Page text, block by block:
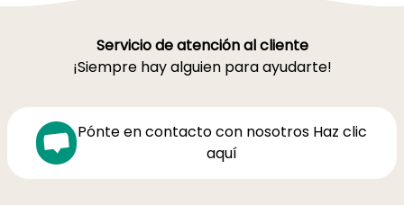
Servicio de atención al cliente
¡Siempre hay alguien para ayudarte!
Pónte en contacto con nosotros Haz clic
aquí